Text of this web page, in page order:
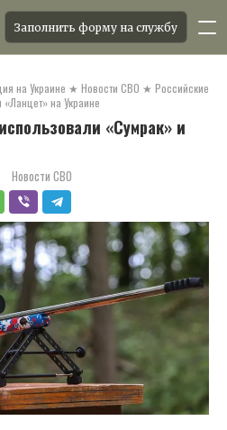
Заполнить форму на службу
на Украине ★ Новости СВО ★ Российские
на Украине
«Сумрак» и
Новости СВО